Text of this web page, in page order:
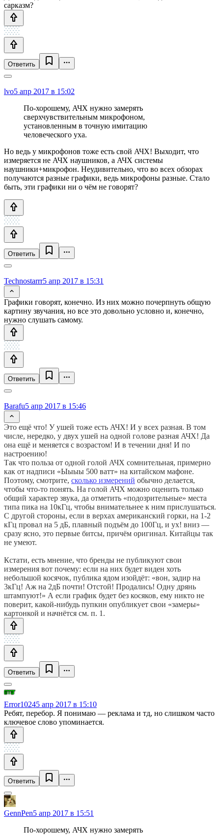
сарказм?
Ответить
lvo5 апр 2017 в 15:02
По-хорошему, АЧХ нужно замерять
сверхчувствительным микрофоном,
установленным в точную имитацию
человеческого уха.
Но ведь у микрофонов тоже есть свой АЧХ! Выходит, что
измеряется не АЧХ наушников, а АЧХ системы
наушники+микрофон. Неудивительно, что во всех обзорах
получаются разные графики, ведь микрофоны разные. Стало
быть, эти графики ни о чём не говорят?
Ответить
Technostarrr5 апр 2017 в 15:31
Графики говорят, конечно. Из них можно почерпнуть общую
картину звучания, но все это довольно условно и, конечно,
нужно слушать самому.
Ответить
Barafu5 апр 2017 в 15:46
Это ещё что! У ушей тоже есть АЧХ! И у всех разная. В том
числе, нередко, у двух ушей на одной голове разная АЧХ! Да
она ещё и меняется с возрастом! И в течении дня! И по
настроению!
Так что польза от одной голой АЧХ сомнительная, примерно
как от надписи «Ыыыы 500 ватт» на китайском мафоне.
Поэтому, смотрите, сколько измерений обычно делается,
чтобы что-то понять. На голой АЧХ можно оценить только
общий характер звука, да отметить «подозрительные» места
типа пика на 10кГц, чтобы внимательнее к ним прислушаться.
С другой стороны, если в верхах американский горки, на 1-2
кГц провал на 5 дБ, плавный подъём до 100Гц, и ух! вниз —
сразу ясно, это первые битсы, причём оригинал. Китайцы так
не умеют.
Кстати, есть мнение, что бренды не публикуют свои
измерения вот почему: если на них будет виден хоть
небольшой косячок, публика ядом изойдёт: «вон, задир на
3кГц! Аж на 2дБ почти! Отстой! Продались! Одну дрянь
штампуют!» А если график будет без косяков, ему никто не
поверит, какой-нибудь пупкин опубликует свои «замеры»
картонкой и начнётся см. п. 1.
Ответить
Error10245 апр 2017 в 15:10
Ребят, перебор. Я понимаю — реклама и тд, но слишком часто
ключевое слово упоминается.
Ответить
GennPen5 апр 2017 в 15:51
По-хорошему, АЧХ нужно замерять